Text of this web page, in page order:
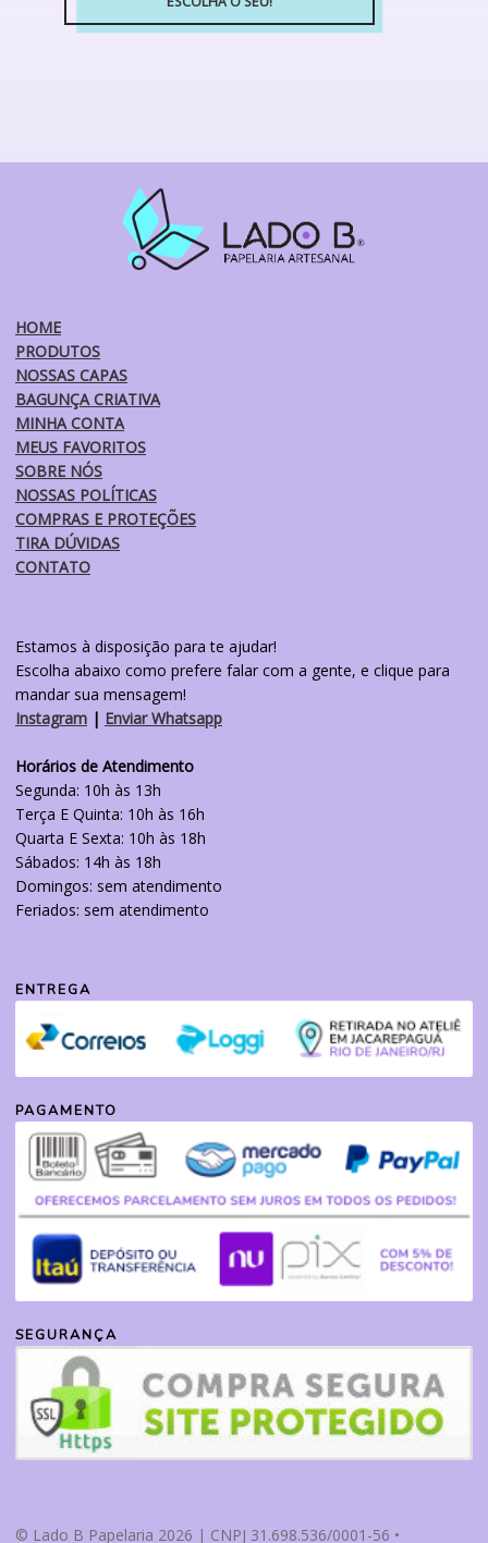
Este
As
ser
escolhidas
HOME
PRODUTOS
NOSSAS CAPAS
BAGUNÇA CRIATIVA
MINHA CONTA
MEUS FAVORITOS
SOBRE NÓS
NOSSAS POLÍTICAS
COMPRAS E PROTEÇÕES
TIRA DÚVIDAS
CONTATO
Estamos à disposição para te ajudar!
Escolha abaixo como prefere falar com a gente, e clique para
mandar sua mensagem!
Instagram | Enviar Whatsapp
Horários de Atendimento
Segunda: 10h às 13h
Terça E Quinta: 10h às 16h
Quarta E Sexta: 10h às 18h
Sábados: 14h às 18h
Domingos: sem atendimento
Feriados: sem atendimento
ENTREGA
PAGAMENTO
SEGURANÇA
© Lado B Papelaria 2026 | CNPJ 31.698.536/0001-56 •